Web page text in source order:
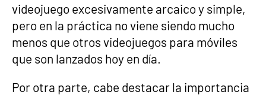
videojuego excesivamente arcaico y simple,
pero en la práctica no viene siendo mucho
menos que otros videojuegos para móviles
que son lanzados hoy en día.
Por otra parte, cabe destacar la importancia